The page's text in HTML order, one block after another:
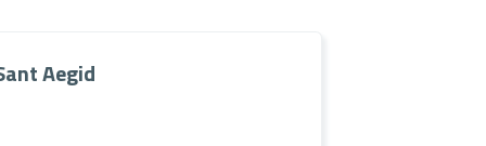
Aegid